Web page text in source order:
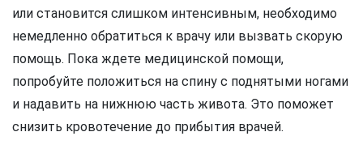
или становится слишком интенсивным, необходимо
немедленно обратиться к врачу или вызвать скорую
помощь. Пока ждете медицинской помощи,
попробуйте положиться на спину с поднятыми ногами
и надавить на нижнюю часть живота. Это поможет
снизить кровотечение до прибытия врачей.